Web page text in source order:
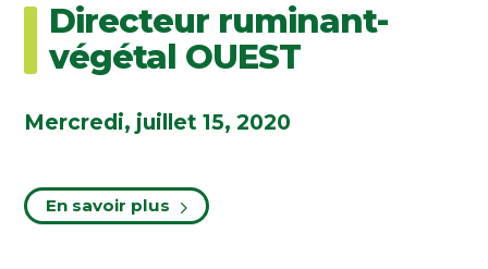
Directeur ruminant-
végétal OUEST
Mercredi, juillet 15, 2020
En savoir plus